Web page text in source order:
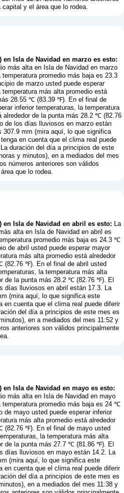
y el área que lo rodea.
Isla de Navidad en marzo es esto:
más alta en Isla de Navidad en marzo
promedio más baja es 23.3
de marzo usted puede esperar
más alta promedio está
28.55 ℃ (83.39 ℉). En el final de
inferior temperaturas, la temperatura
alrededor de la punta más 28.2 ℃ (82.76
de los días lluviosos en marzo están
307.9 mm (mira aquí, lo que significa
en cuenta que el clima real puede
duración del día a principios de este
y minutos), en a mediados del mes
números anteriores son válidos
que lo rodea.
Isla de Navidad en abril es esto: La
alta en Isla de Navidad en abril es
promedio más baja es 24.3 ℃
de abril usted puede esperar mayor
más alta promedio está alrededor
(82.76 ℉). En el final de abril usted
la temperatura más alta
de la punta más 28.2 ℃ (82.76 ℉). El
días lluviosos en abril están 17.3. La
(mira aquí, lo que significa este
en cuenta que el clima real puede diferir
del día a principios de este mes es
en a mediados del mes 11:52 y
anteriores son válidos principalmente
Isla de Navidad en mayo es esto:
más alta en Isla de Navidad en mayo
promedio más baja es 24 ℃
de mayo usted puede esperar inferior
más alta promedio está alrededor
(82.76 ℉). En el final de mayo usted
la temperatura más alta
de la punta más 27.7 ℃ (81.86 ℉). El
días lluviosos en mayo están 14.2. La
(mira aquí, lo que significa este
en cuenta que el clima real puede diferir
del día a principios de este mes es
en a mediados del mes 11:38 y